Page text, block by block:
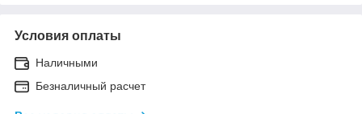
Условия оплаты
Наличными
Безналичный расчет